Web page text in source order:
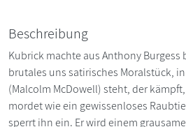
Beschreibung
Kubrick machte aus Anthony
brutales uns satirisches Moralstück,
(Malcolm McDowell) steht, der
mordet wie ein gewissenloses
sperrt ihn ein. Er wird einem